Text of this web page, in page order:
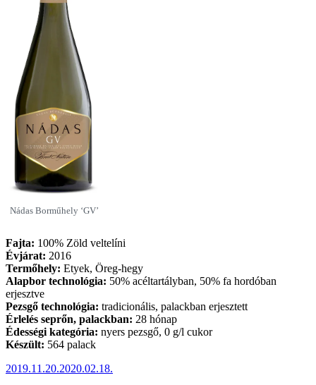
Nádas Borműhely ‘GV’
Fajta: 100% Zöld veltelíni
Évjárat: 2016
Termőhely: Etyek, Öreg-hegy
Alapbor technológia: 50% acéltartályban, 50% fa hordóban
erjesztve
Pezsgő technológia: tradicionális, palackban erjesztett
Érlelés seprőn, palackban: 28 hónap
Édességi kategória: nyers pezsgő, 0 g/l cukor
Készült: 564 palack
Beküldve:
2019.11.20.2020.02.18.